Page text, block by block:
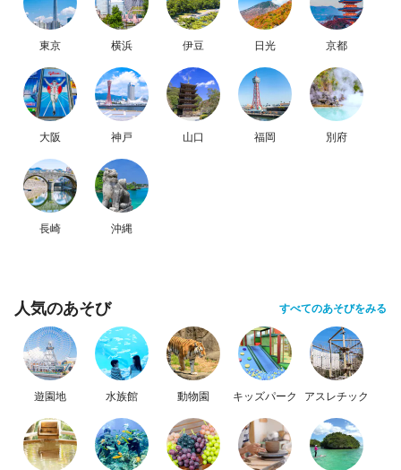
東京 横浜 伊豆 日光 京都
大阪 神戸 山口 福岡 別府
長崎 沖縄
人気のあそび すべてのあそびをみる
遊園地 水族館 動物園 キッズパーク アスレチック